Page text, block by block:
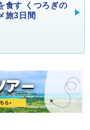
食す くつろぎの
旅3日間